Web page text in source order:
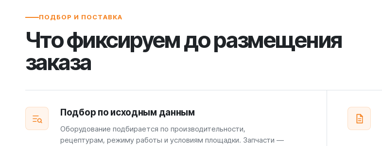
ПОДБОР И ПОСТАВКА
Что фиксируем до размещения
заказа
Подбор по исходным данным
Оборудование подбирается по производительности,
рецептурам, режиму работы и условиям площадки. Запчасти —